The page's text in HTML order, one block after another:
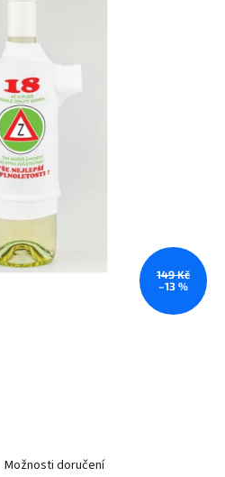
149 Kč
–13 %
Možnosti doručení